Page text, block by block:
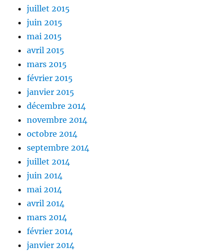
juillet 2015
juin 2015
mai 2015
avril 2015
mars 2015
février 2015
janvier 2015
décembre 2014
novembre 2014
octobre 2014
septembre 2014
juillet 2014
juin 2014
mai 2014
avril 2014
mars 2014
février 2014
janvier 2014